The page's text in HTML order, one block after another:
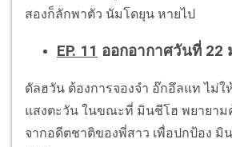
สองก็ลักพาตัว นัมโดยุน หายไป
EP. 11 ออกอากาศวันที่ 22
ดัลฮวัน ต้องการจองจำ อ๊กอึลแท ไม่ใ
แสงตะวัน ในขณะที่ มินชีโฮ พยายา
จากอดีตชาติของพี่สาว เพื่อปกป้อง มิ